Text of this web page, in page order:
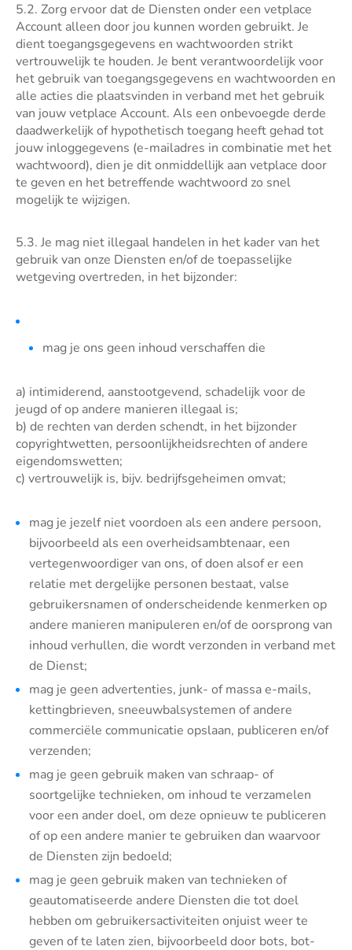
5.2. Zorg ervoor dat de Diensten onder een vetplace
Account alleen door jou kunnen worden gebruikt. Je
dient toegangsgegevens en wachtwoorden strikt
vertrouwelijk te houden. Je bent verantwoordelijk voor
het gebruik van toegangsgegevens en wachtwoorden en
alle acties die plaatsvinden in verband met het gebruik
van jouw vetplace Account. Als een onbevoegde derde
daadwerkelijk of hypothetisch toegang heeft gehad tot
jouw inloggegevens (e-mailadres in combinatie met het
wachtwoord), dien je dit onmiddellijk aan vetplace door
te geven en het betreffende wachtwoord zo snel
mogelijk te wijzigen.
5.3. Je mag niet illegaal handelen in het kader van het
gebruik van onze Diensten en/of de toepasselijke
wetgeving overtreden, in het bijzonder:
mag je ons geen inhoud verschaffen die
a) intimiderend, aanstootgevend, schadelijk voor de
jeugd of op andere manieren illegaal is;
b) de rechten van derden schendt, in het bijzonder
copyrightwetten, persoonlijkheidsrechten of andere
eigendomswetten;
c) vertrouwelijk is, bijv. bedrijfsgeheimen omvat;
mag je jezelf niet voordoen als een andere persoon,
bijvoorbeeld als een overheidsambtenaar, een
vertegenwoordiger van ons, of doen alsof er een
relatie met dergelijke personen bestaat, valse
gebruikersnamen of onderscheidende kenmerken op
andere manieren manipuleren en/of de oorsprong van
inhoud verhullen, die wordt verzonden in verband met
de Dienst;
mag je geen advertenties, junk- of massa e-mails,
kettingbrieven, sneeuwbalsystemen of andere
commerciële communicatie opslaan, publiceren en/of
verzenden;
mag je geen gebruik maken van schraap- of
soortgelijke technieken, om inhoud te verzamelen
voor een ander doel, om deze opnieuw te publiceren
of op een andere manier te gebruiken dan waarvoor
de Diensten zijn bedoeld;
mag je geen gebruik maken van technieken of
geautomatiseerde andere Diensten die tot doel
hebben om gebruikersactiviteiten onjuist weer te
geven of te laten zien, bijvoorbeeld door bots, bot-